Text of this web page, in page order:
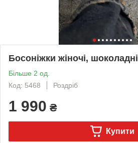
Босоніжки жіночі, шоколадні
Більше 2 од.
Код: 5468
Роздріб
1 990 ₴
Купити